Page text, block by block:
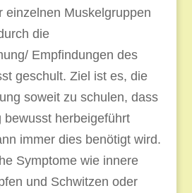
einzelnen Muskelgruppen
die
Empfindungen des
geschult. Ziel ist es, die
soweit zu schulen, dass
bewusst herbeigeführt
immer dies benötigt wird.
Symptome wie innere
und Schwitzen oder